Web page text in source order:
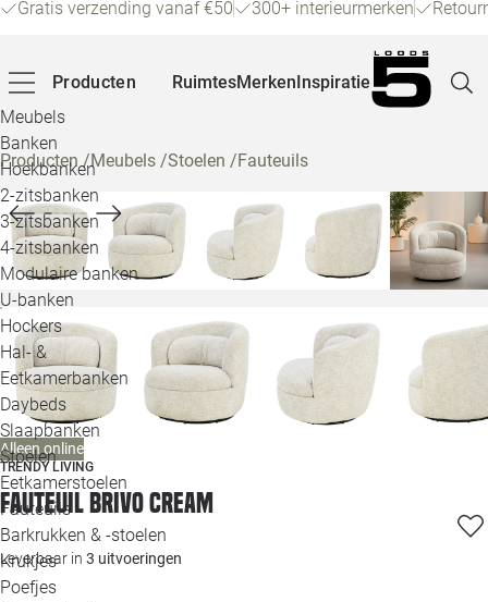
Gratis verzending vanaf €50 300+ interieurmerken
Producten
Meubels
Banken
Hoekbanken
2-zitsbanken
3-zitsbanken
4-zitsbanken
Modulaire banken
U-banken
Hockers
Hal- &
Eetkamerbanken
Daybeds
Slaapbanken
Stoelen
Eetkamerstoelen
Fauteuils
Barkrukken & -stoelen
Krukjes
Poefjes
RuimtesMerkenInspiratie
Producten/Meubels /Stoelen /Fauteuils
Alleen online
TRENDY LIVING
Fauteuil Brivo cream
Leverbaar in 3 uitvoeringen